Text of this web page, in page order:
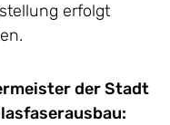
erfolgt
der Stadt